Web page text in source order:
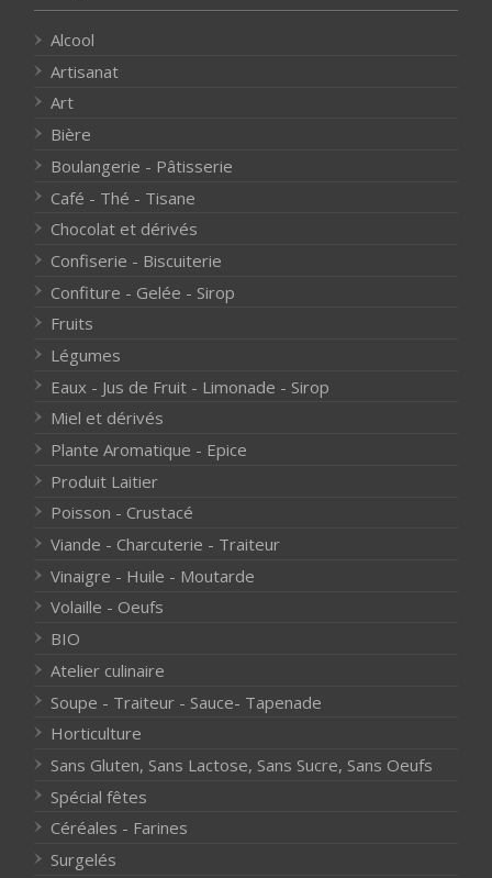
Alcool
Artisanat
Art
Bière
Boulangerie - Pâtisserie
Café - Thé - Tisane
Chocolat et dérivés
Confiserie - Biscuiterie
Confiture - Gelée - Sirop
Fruits
Légumes
Eaux - Jus de Fruit - Limonade - Sirop
Miel et dérivés
Plante Aromatique - Epice
Produit Laitier
Poisson - Crustacé
Viande - Charcuterie - Traiteur
Vinaigre - Huile - Moutarde
Volaille - Oeufs
BIO
Atelier culinaire
Soupe - Traiteur - Sauce- Tapenade
Horticulture
Sans Gluten, Sans Lactose, Sans Sucre, Sans Oeufs
Spécial fêtes
Céréales - Farines
Surgelés